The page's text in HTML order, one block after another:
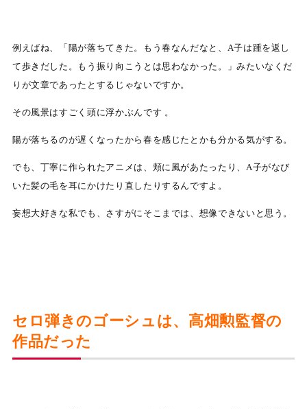
例えばね、「陽が落ちてきた。もう春なんだなと、A子は踵を返し
て歩きだした。もう振り向こうとは思わなかった。」みたいなくだ
りが文章であったとするじゃないですか。
その風景はすごく頭に浮かぶんです 。
陽が落ちるのが遅くなったから春を感じたとかも分かる気がする。
でも、丁寧に作られたアニメは、頬に風があたったり、A子がなび
いた髪の毛を耳にかけたり直したりするんですよ。
妄想大好きな私でも、さすがにそこまでは、想像できないと思う。
セロ弾きのゴーシュは、高畑勲監督の
作品だった